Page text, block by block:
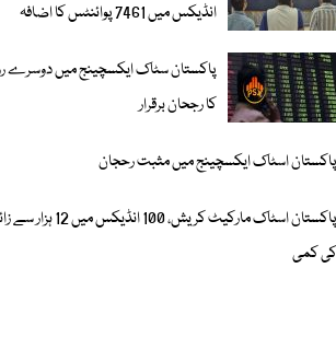
انڈیکس میں 7461 پوائنٹس کا اضافہ
پاکستان سٹاک ایکسچینج میں دوسرے
کا رجحان برقرار
پاکستان اسٹاک ایکسچینج میں مثبت رحجان
پاکستان اسٹاک مارکیٹ کریش،
کی کمی